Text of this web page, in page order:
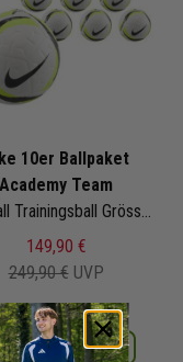
10er Ballpaket
Academy Team
Fussball Trainingsball Grösse 5 | HV4387-100 | Fußbälle Set 10-teilig
149,90 €
249,90 € UVP
Merken